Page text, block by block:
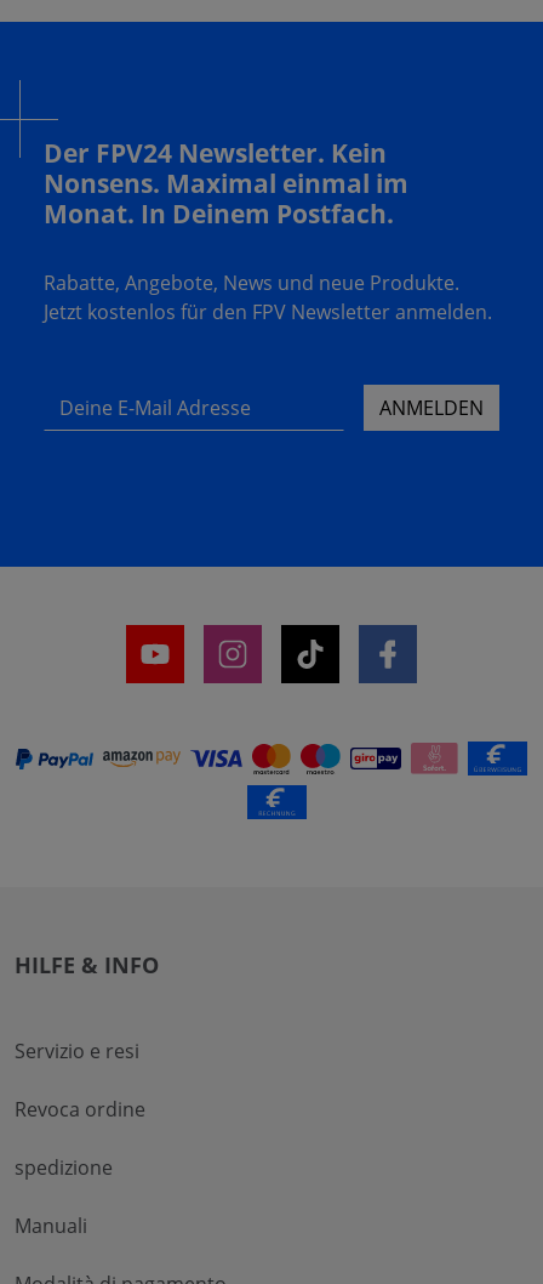
Der FPV24 Newsletter. Kein
Nonsens. Maximal einmal im
Monat. In Deinem Postfach.
Rabatte, Angebote, News und neue Produkte.
Jetzt kostenlos für den FPV Newsletter anmelden.
Deine E-Mail Adresse ANMELDEN
HILFE & INFO
Servizio e resi
Revoca ordine
spedizione
Manuali